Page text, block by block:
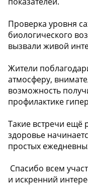
Проверка уровня
биологического
вызвали живой
Жители
атмосферу,
возможность
профилактике
Такие встречи ещё
здоровье
простых
Спасибо всем
и искренний